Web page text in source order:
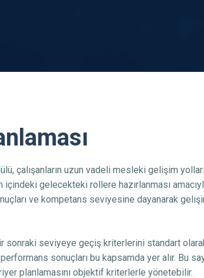
çalışanların uzun vadeli mesleki gelişim
gelecekteki rollere hazırlanması
ve kompetans seviyesine dayanarak
sonraki seviyeye geçiş kriterlerini standart
sonuçları bu kapsamda yer alır. Bu
planlamasını objektif kriterlerle yönetebilir.